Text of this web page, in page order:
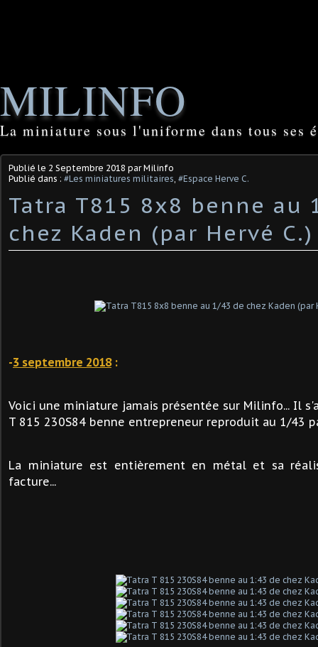
MILINFO
La miniature sous l'uniforme dans tous ses
Publié le 2 Septembre 2018 par Milinfo
Publié dans : #Les miniatures militaires, #Espace Herve C.
Tatra T815 8x8 benne au
chez Kaden (par Hervé C.)
-3 septembre 2018:
Voici une miniature jamais présentée sur Milinfo... Il
T 815 230S84 benne entrepreneur reproduit au 1/43
La miniature est entièrement en métal et sa
facture...